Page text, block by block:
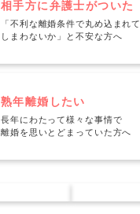
相手方に弁護士がついた
「不利な離婚条件で丸め込まれて
しまわないか」と不安な方へ
熟年離婚したい
長年にわたって様々な事情で
離婚を思いとどまっていた方へ